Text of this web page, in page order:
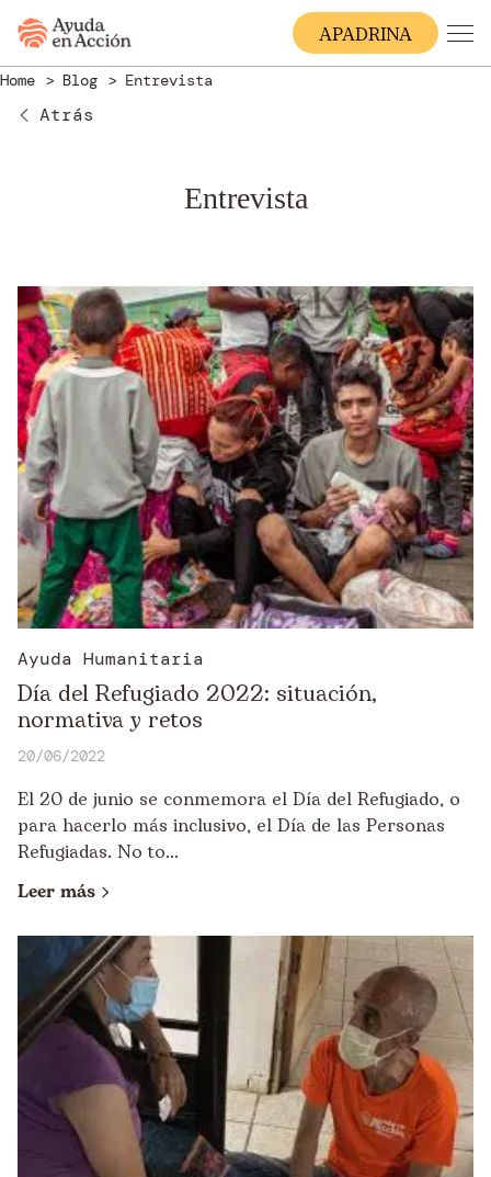
APADRINA
Home Blog Entrevista
Atrás
Entrevista
Ayuda Humanitaria
Día del Refugiado 2022: situación,
normativa y retos
20/06/2022
El 20 de junio se conmemora el Día del Refugiado, o
para hacerlo más inclusivo, el Día de las Personas
Refugiadas. No to...
Leer más